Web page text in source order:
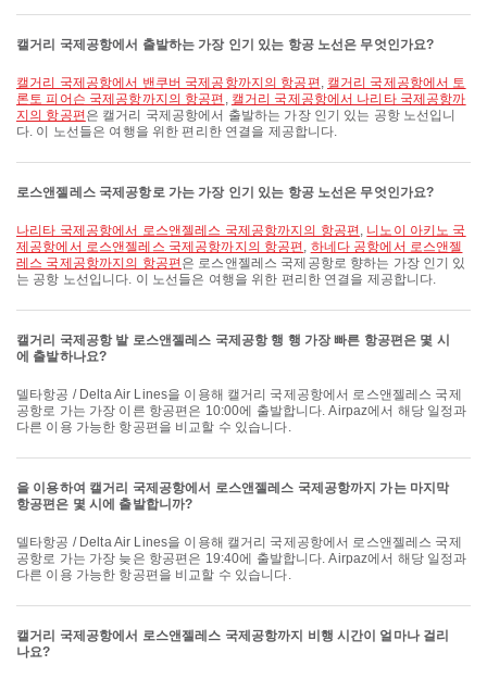
캘거리 국제공항에서 출발하는 가장 인기 있는 항공 노선은 무엇인가요?
캘거리 국제공항에서 밴쿠버 국제공항까지의 항공편 , 캘거리 국제공항에서 토
론토 피어슨 국제공항까지의 항공편 , 캘거리 국제공항에서 나리타 국제공항까
지의 항공편 은 캘거리 국제공항에서 출발하는 가장 인기 있는 공항 노선입니
다. 이 노선들은 여행을 위한 편리한 연결을 제공합니다.
로스앤젤레스 국제공항로 가는 가장 인기 있는 항공 노선은 무엇인가요?
나리타 국제공항에서 로스앤젤레스 국제공항까지의 항공편 , 니노이 아키노 국
제공항에서 로스앤젤레스 국제공항까지의 항공편 , 하네다 공항에서 로스앤젤
레스 국제공항까지의 항공편 은 로스앤젤레스 국제공항로 향하는 가장 인기 있
는 공항 노선입니다. 이 노선들은 여행을 위한 편리한 연결을 제공합니다.
캘거리 국제공항 발 로스앤젤레스 국제공항 행 행 가장 빠른 항공편은 몇 시
에 출발하나요?
델타항공 / Delta Air Lines을 이용해 캘거리 국제공항에서 로스앤젤레스 국제
공항로 가는 가장 이른 항공편은 10:00에 출발합니다. Airpaz에서 해당 일정과
다른 이용 가능한 항공편을 비교할 수 있습니다.
을 이용하여 캘거리 국제공항에서 로스앤젤레스 국제공항까지 가는 마지막
항공편은 몇 시에 출발합니까?
델타항공 / Delta Air Lines을 이용해 캘거리 국제공항에서 로스앤젤레스 국제
공항로 가는 가장 늦은 항공편은 19:40에 출발합니다. Airpaz에서 해당 일정과
다른 이용 가능한 항공편을 비교할 수 있습니다.
캘거리 국제공항에서 로스앤젤레스 국제공항까지 비행 시간이 얼마나 걸리
나요?